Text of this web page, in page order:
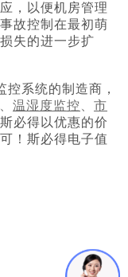
，以便机房管理
故控制在最初萌
失的进一步扩
控系统的制造商，
温湿度监控
市
必得以优惠的价
！斯必得电子值